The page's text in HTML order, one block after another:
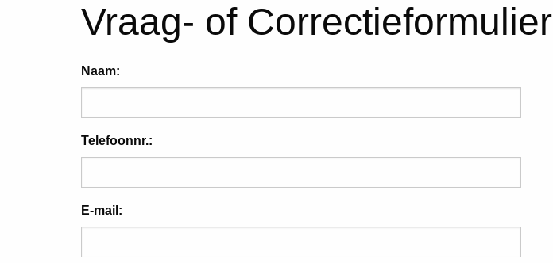
Vraag- of Correctieformulier
Naam:
Telefoonnr.:
E-mail: